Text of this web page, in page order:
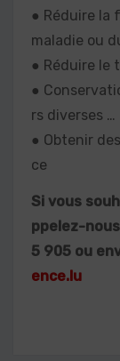
● Réduire la
maladie ou
● Réduire le
●
rs diverses …
● Obtenir
ce
Si vous
ppelez-
5 905 ou
ence.lu